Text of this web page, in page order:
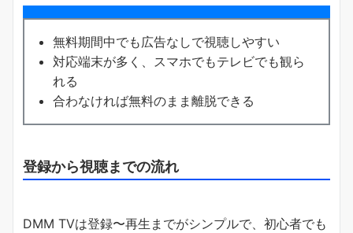
無料期間中でも広告なしで視聴しやすい
対応端末が多く、スマホでもテレビでも観ら
れる
合わなければ無料のまま離脱できる
登録から視聴までの流れ
DMM TVは登録〜再生までがシンプルで、初心者でも